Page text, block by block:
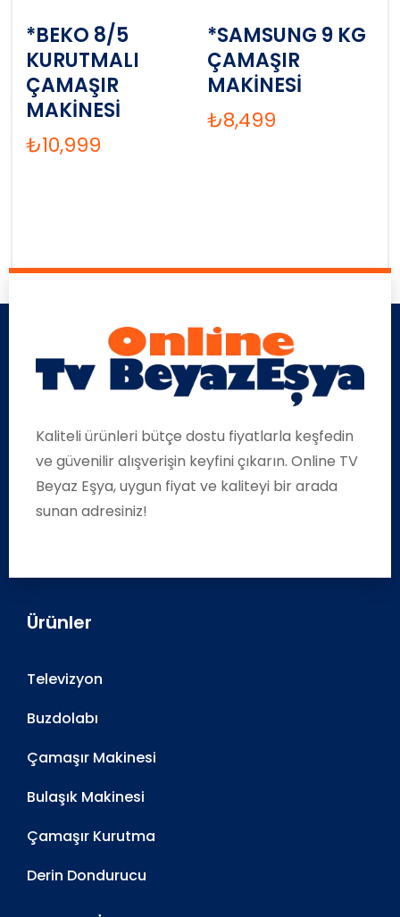
*BEKO 8/5
KURUTMALI
ÇAMAŞIR
MAKİNESİ
₺10,999
*SAMSUNG 9 KG
ÇAMAŞIR
MAKİNESİ
₺8,499
Kaliteli ürünleri bütçe dostu fiyatlarla keşfedin
ve güvenilir alışverişin keyfini çıkarın. Online TV
Beyaz Eşya, uygun fiyat ve kaliteyi bir arada
sunan adresiniz!
Ürünler
Televizyon
Buzdolabı
Çamaşır Makinesi
Bulaşık Makinesi
Çamaşır Kurutma
Derin Dondurucu